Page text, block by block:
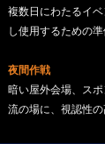
複数日にわたるイ
し使用するための
夜間作戦
暗い屋外会場、ス
流の場に、視認性